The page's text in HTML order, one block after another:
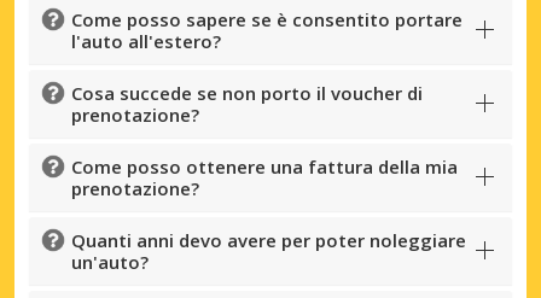
Come posso sapere se è consentito portare
l'auto all'estero?
Cosa succede se non porto il voucher di
prenotazione?
Come posso ottenere una fattura della mia
prenotazione?
Quanti anni devo avere per poter noleggiare
un'auto?